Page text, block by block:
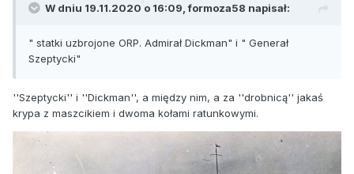
W dniu 19.11.2020 o 16:09,formoza58 napisał:
" statki uzbrojone ORP. Admirał Dickman" i " Generał
Szeptycki"
''Szeptycki'' i ''Dickman'', a między nim, a za ''drobnicą'' jakaś
krypa z maszcikiem i dwoma kołami ratunkowymi.